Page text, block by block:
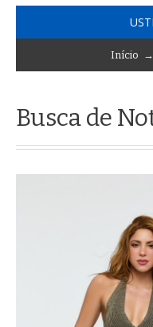
Início →
Busca de